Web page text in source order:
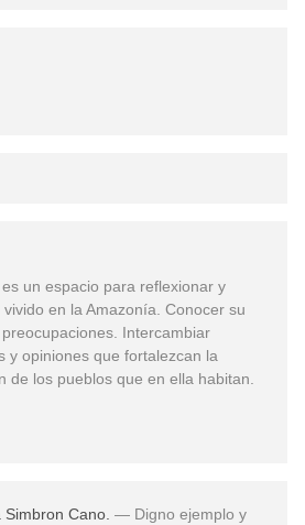
un espacio para reflexionar y
en la Amazonía. Conocer su
Intercambiar
y opiniones que fortalezcan la
de los pueblos que en ella habitan.
Simbron Cano. — Digno ejemplo y